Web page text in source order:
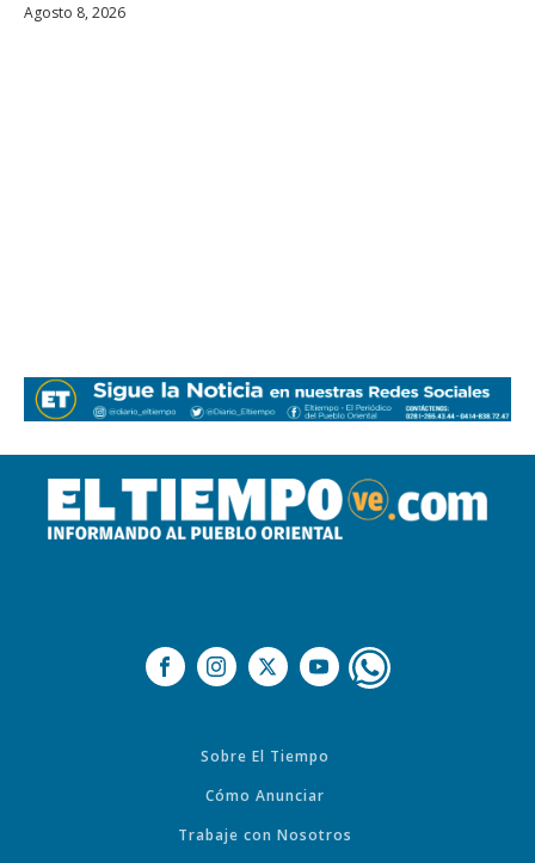
Agosto 8, 2026
Sobre El Tiempo
Cómo Anunciar
Trabaje con Nosotros